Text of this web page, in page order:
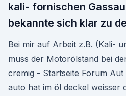
kali- fornischen
bekannte sich klar zu
Bei mir auf Arbeit z.B. (Kali-
muss der Motorölstand bei
cremig - Startseite Forum
auto hat im öl deckel weisser